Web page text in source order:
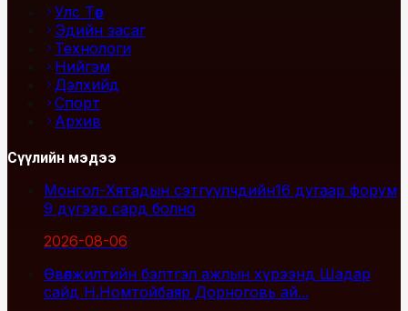
Улс Төр
Эдийн засаг
Технологи
Нийгэм
Дэлхийд
Спорт
Архив
Сүүлийн мэдээ
Монгол-Хятадын сэтгүүлчдийн16 дугаар форум
9 дүгээр сард болно
2026-08-06
Өвөлжилтийн бэлтгэл ажлын хүрээнд Шадар
сайд Н.Номтойбаяр Дорноговь ай...